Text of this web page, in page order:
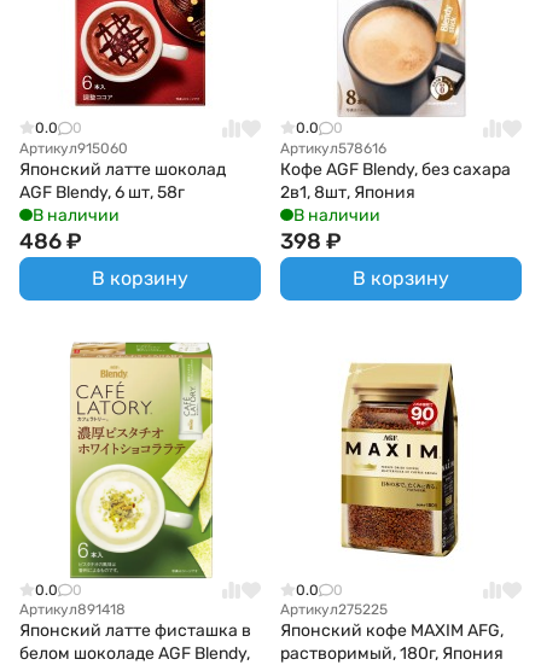
0.0
0
Артикул915060
Японский латте шоколад
AGF Blendy, 6 шт, 58г
В наличии
486₽
В корзину
0.0
0
Артикул578616
Кофе AGF Blendy, без сахара
2в1, 8шт, Япония
В наличии
398 ₽
В корзину
0.0
0
Артикул891418
Японский латте фисташка в
белом шоколаде AGF Blendy,
0.0
0
Артикул275225
Японский кофе MAXIM AFG,
растворимый, 180г, Япония